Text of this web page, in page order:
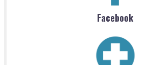
Facebook